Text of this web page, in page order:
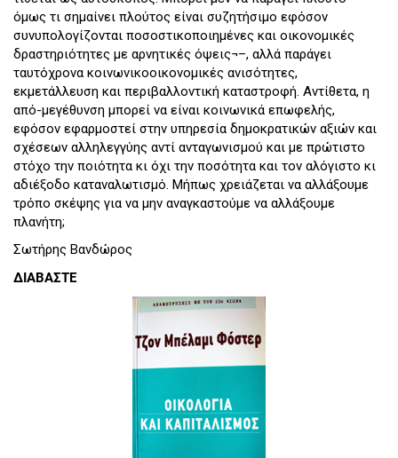
όμως τι σημαίνει πλούτος είναι συζητήσιμο εφόσον
συνυπολογίζονται ποσοστικοποιημένες και οικονομικές
δραστηριότητες με αρνητικές όψεις¬–, αλλά παράγει
ταυτόχρονα κοινωνικοοικονομικές ανισότητες,
εκμετάλλευση και περιβαλλοντική καταστροφή. Αντίθετα, η
από-μεγέθυνση μπορεί να είναι κοινωνικά επωφελής,
εφόσον εφαρμοστεί στην υπηρεσία δημοκρατικών αξιών και
σχέσεων αλληλεγγύης αντί ανταγωνισμού και με πρώτιστο
στόχο την ποιότητα κι όχι την ποσότητα και τον αλόγιστο κι
αδιέξοδο καταναλωτισμό. Μήπως χρειάζεται να αλλάξουμε
τρόπο σκέψης για να μην αναγκαστούμε να αλλάξουμε
πλανήτη;
Σωτήρης Βανδώρος
ΔΙΑΒΑΣΤΕ